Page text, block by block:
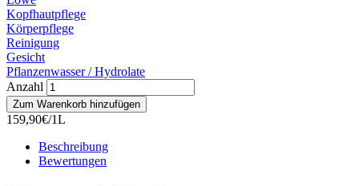
Kopfhautpflege
Körperpflege
Reinigung
Gesicht
Pflanzenwasser / Hydrolate
Anzahl
159,90€/1L
Beschreibung
Bewertungen